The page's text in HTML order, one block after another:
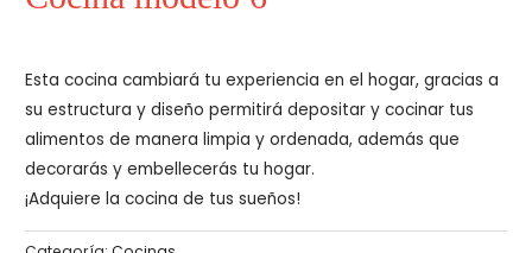
Esta cocina cambiará tu experiencia en el hogar, gracias a
su estructura y diseño permitirá depositar y cocinar tus
alimentos de manera limpia y ordenada, además que
decorarás y embellecerás tu hogar.
¡Adquiere la cocina de tus sueños!